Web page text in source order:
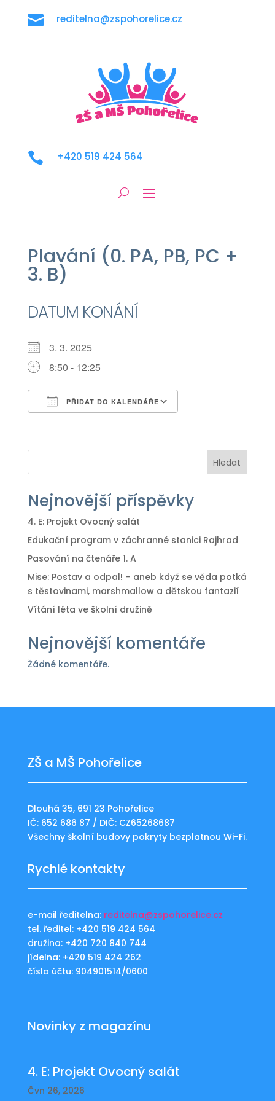
 reditelna@zspohorelice.cz
 +420 519 424 564
Plavání (0. PA, PB, PC +
3. B)
DATUM KONÁNÍ
3. 3. 2025
8:50 - 12:25
PŘIDAT DO KALENDÁŘE
Hledat
Nejnovější příspěvky
4. E: Projekt Ovocný salát
Edukační program v záchranné stanici Rajhrad
Pasování na čtenáře 1. A
Mise: Postav a odpal! – aneb když se věda potká
s těstovinami, marshmallow a dětskou fantazií
Vítání léta ve školní družině
Nejnovější komentáře
Žádné komentáře.
ZŠ a MŠ Pohořelice
Dlouhá 35, 691 23 Pohořelice
IČ: 652 686 87 / DIČ: CZ65268687
Všechny školní budovy pokryty bezplatnou Wi-Fi.
Rychlé kontakty
e-mail ředitelna: reditelna@zspohorelice.cz
tel. ředitel: +420 519 424 564
družina: +420 720 840 744
jídelna: +420 519 424 262
číslo účtu: 904901514/0600
Novinky z magazínu
4. E: Projekt Ovocný salát
Čvn 26, 2026